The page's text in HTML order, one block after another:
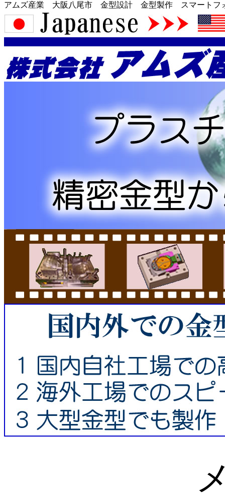
アムズ産業 大阪八尾市 金型設計 金型製作 スマートフ